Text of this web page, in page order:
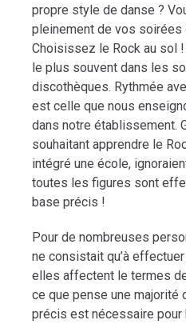
propre style de danse ?
pleinement de vos soirées
Choisissez le Rock au sol
le plus souvent dans les
discothèques. Rythmée
est celle que nous
dans notre établissement.
souhaitant apprendre le
intégré une école,
toutes les figures sont
base précis !
Pour de nombreuses
ne consistait qu’à
elles affectent le termes
ce que pense une majorité
précis est nécessaire